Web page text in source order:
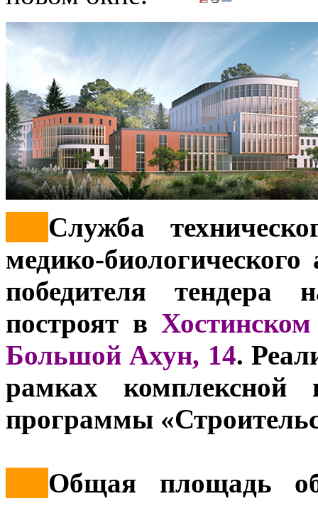
Служба
медико-
победителя тендера
построят в
Большой Ахун, 14.
рамках комплексной
программы
Общая площадь